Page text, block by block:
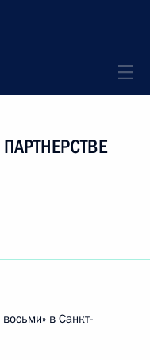
в Санкт-